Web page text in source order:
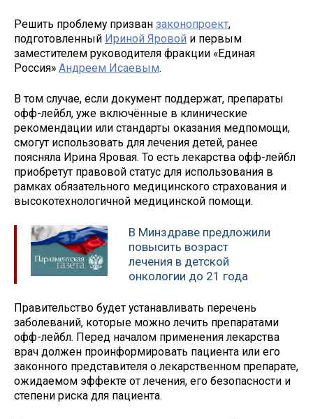
Решить проблему призван законопроект,
подготовленный Ириной Яровой и первым
заместителем руководителя фракции «Единая
Россия» Андреем Исаевым.
В том случае, если документ поддержат, препараты
офф-лейбл, уже включённые в клинические
рекомендации или стандарты оказания медпомощи,
смогут использовать для лечения детей, ранее
поясняла Ирина Яровая. То есть лекарства офф-лейбл
приобретут правовой статус для использования в
рамках обязательного медицинского страхования и
высокотехнологичной медицинской помощи.
В Минздраве предложили
повысить возраст
лечения в детской
онкологии до 21 года
Правительство будет устанавливать перечень
заболеваний, которые можно лечить препаратами
офф-лейбл. Перед началом применения лекарства
врач должен проинформировать пациента или его
законного представителя о лекарственном препарате,
ожидаемом эффекте от лечения, его безопасности и
степени риска для пациента.